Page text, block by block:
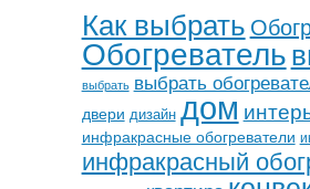
Как выбрать
Обогреватель
выбрать выбрать
двери дизайн дом
инфракрасные обогреватели
инфракрасный